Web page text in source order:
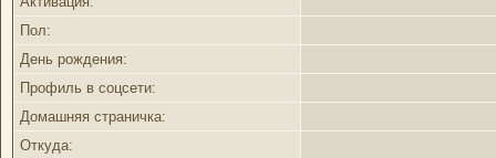
Пол:
День рождения:
Профиль в соцсети:
Домашняя страничка:
Откуда: